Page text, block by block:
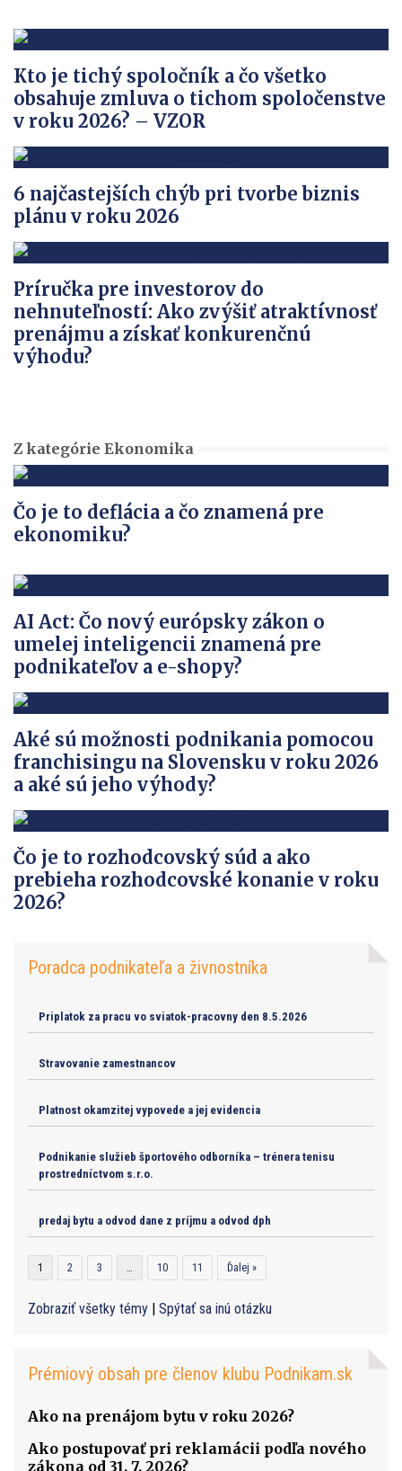
Kto je tichý spoločník a čo všetko
obsahuje zmluva o tichom spoločenstve
v roku 2026? – VZOR
6 najčastejších chýb pri tvorbe biznis
plánu v roku 2026
Príručka pre investorov do
nehnuteľností: Ako zvýšiť atraktívnosť
prenájmu a získať konkurenčnú
výhodu?
Z kategórie Ekonomika
Čo je to deflácia a čo znamená pre
ekonomiku?
AI Act: Čo nový európsky zákon o
umelej inteligencii znamená pre
podnikateľov a e-shopy?
Aké sú možnosti podnikania pomocou
franchisingu na Slovensku v roku 2026
a aké sú jeho výhody?
Čo je to rozhodcovský súd a ako
prebieha rozhodcovské konanie v roku
2026?
Poradca podnikateľa a živnostníka
Priplatok za pracu vo sviatok-pracovny den 8.5.2026
Stravovanie zamestnancov
Platnost okamzitej vypovede a jej evidencia
Podnikanie služieb športového odborníka – trénera tenisu
prostredníctvom s.r.o.
predaj bytu a odvod dane z príjmu a odvod dph
1 2 3 … 10 11 Ďalej »
Zobraziť všetky témy | Spýtať sa inú otázku
Prémiový obsah pre členov klubu Podnikam.sk
Ako na prenájom bytu v roku 2026?
Ako postupovať pri reklamácii podľa nového
zákona od 31. 7. 2026?